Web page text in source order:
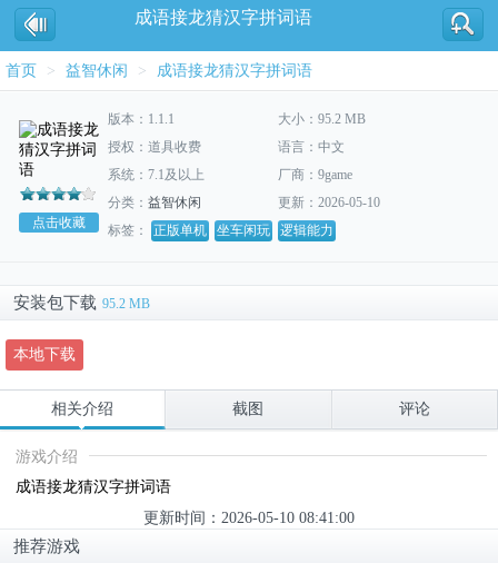
成语接龙猜汉字拼词语
首页 > 益智休闲 > 成语接龙猜汉字拼词语
点击收藏
版本：1.1.1
大小：95.2 MB
授权：道具收费
语言：中文
系统：7.1及以上
厂商：9game
分类： 益智休闲
更新：2026-05-10
标签：
正版单机 坐车闲玩 逻辑能力
安装包下载 95.2 MB
本地下载
相关介绍 截图 评论
游戏介绍
成语接龙猜汉字拼词语
更新时间：2026-05-10 08:41:00
推荐游戏